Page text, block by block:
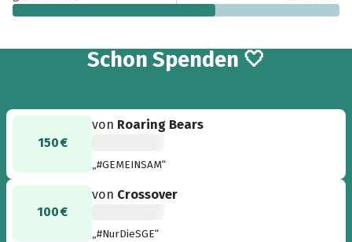
Schon 46
Spenden 🤍
150 €
von Roaring Bears
„#GEMEINSAM“
100 €
von Crossover
„#NurDieSGE“